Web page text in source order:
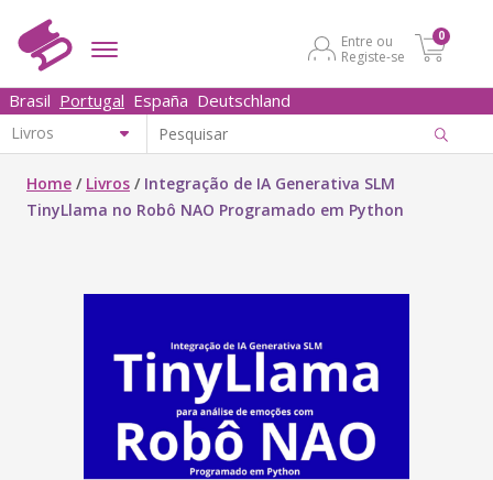
Entre ou
Registe-se
0
Brasil Portugal España Deutschland
Home / Livros / Integração de IA Generativa SLM
TinyLlama no Robô NAO Programado em Python